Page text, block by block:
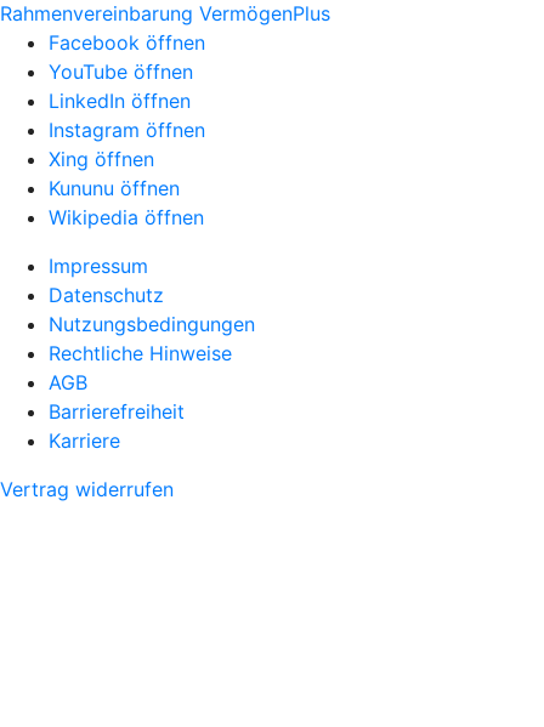
Rahmenvereinbarung VermögenPlus
Facebook öffnen
YouTube öffnen
LinkedIn öffnen
Instagram öffnen
Xing öffnen
Kununu öffnen
Wikipedia öffnen
Impressum
Datenschutz
Nutzungsbedingungen
Rechtliche Hinweise
AGB
Barrierefreiheit
Karriere
Vertrag widerrufen